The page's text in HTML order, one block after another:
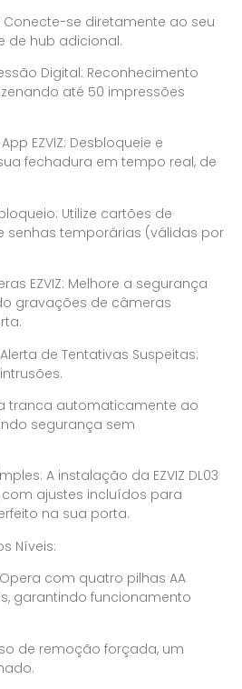
Conecte-se diretamente ao seu
de hub adicional.
Digital: Reconhecimento
até 50 impressões
EZVIZ: Desbloqueie e
fechadura em tempo real, de
Utilize cartões de
senhas temporárias (válidas por
EZVIZ: Melhore a segurança
gravações de câmeras
de Tentativas Suspeitas:
tranca automaticamente ao
segurança sem
A instalação da EZVIZ DL03
ajustes incluídos para
na sua porta.
Níveis:
com quatro pilhas AA
garantindo funcionamento
de remoção forçada, um